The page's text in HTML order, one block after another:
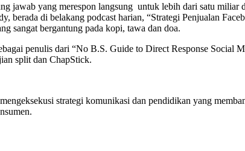
jawab yang merespon langsung untuk lebih dari satu miliar
di belakang podcast harian, “Strategi Penjualan
sangat bergantung pada kopi, tawa dan doa.
penulis dari “No B.S. Guide to Direct Response Social
split dan ChapStick.
strategi komunikasi dan pendidikan yang